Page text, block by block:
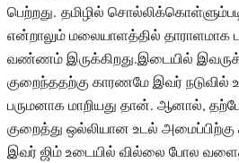
பெற்றது. தமிழில்
என்றாலும் மலையாளத்தில் தாராளமாக
வண்ணம் இருக்கிறது.இடையில்
குறைந்ததற்கு காரணமே இவர் நடுவில்
பருமனாக மாறியது தான். ஆனால்,
குறைத்து ஒல்லியான உடல் அமைப்பிற்கு
இவர் ஜிம் உடையில் வில்லை போல